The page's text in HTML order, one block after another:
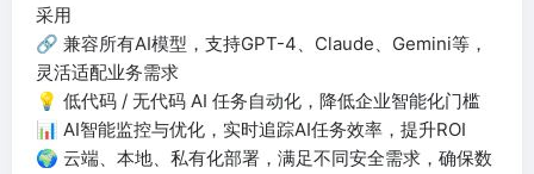
采用
🔗 兼容所有AI模型，支持GPT-4、Claude、Gemini等，
灵活适配业务需求
💡 低代码 / 无代码 AI 任务自动化，降低企业智能化门槛
📊 AI智能监控与优化，实时追踪AI任务效率，提升ROI
🌍 云端、本地、私有化部署，满足不同安全需求，确保数